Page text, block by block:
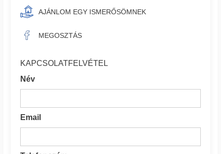
AJÁNLOM EGY ISMERŐSÖMNEK
MEGOSZTÁS
KAPCSOLATFELVÉTEL
Név
Email